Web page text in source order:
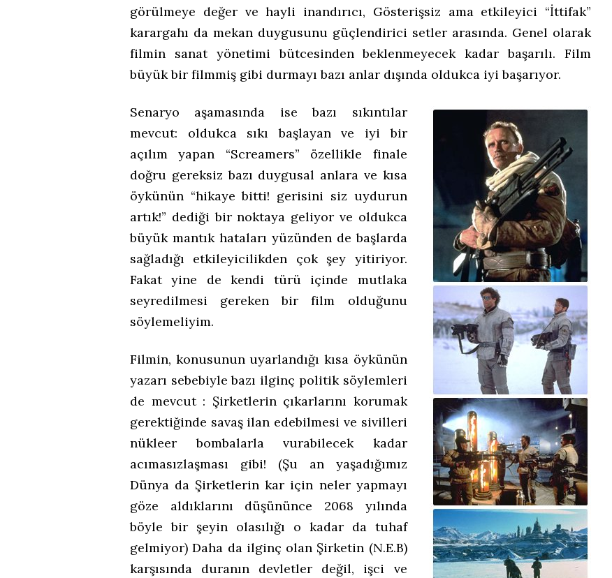
görülmeye değer ve hayli inandırıcı, Gösterişsiz ama etkileyici “İttifak”
karargahı da mekan duygusunu güçlendirici setler arasında. Genel olarak
filmin sanat yönetimi bütcesinden beklenmeyecek kadar başarılı. Film
büyük bir filmmiş gibi durmayı bazı anlar dışında oldukca iyi başarıyor.
Senaryo aşamasında ise bazı sıkıntılar
mevcut: oldukca sıkı başlayan ve iyi bir
açılım yapan “Screamers” özellikle finale
doğru gereksiz bazı duygusal anlara ve kısa
öykünün “hikaye bitti! gerisini siz uydurun
artık!” dediği bir noktaya geliyor ve oldukca
büyük mantık hataları yüzünden de başlarda
sağladığı etkileyicilikden çok şey yitiriyor.
Fakat yine de kendi türü içinde mutlaka
seyredilmesi gereken bir film olduğunu
söylemeliyim.
Filmin, konusunun uyarlandığı kısa öykünün
yazarı sebebiyle bazı ilginç politik söylemleri
de mevcut : Şirketlerin çıkarlarını korumak
gerektiğinde savaş ilan edebilmesi ve sivilleri
nükleer bombalarla vurabilecek kadar
acımasızlaşması gibi! (Şu an yaşadığımız
Dünya da Şirketlerin kar için neler yapmayı
göze aldıklarını düşününce 2068 yılında
böyle bir şeyin olasılığı o kadar da tuhaf
gelmiyor) Daha da ilginç olan Şirketin (N.E.B)
karşısında duranın devletler değil, işci ve